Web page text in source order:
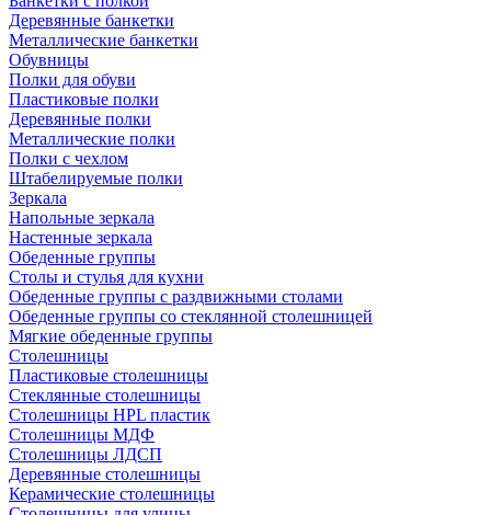
Деревянные банкетки
Металлические банкетки
Обувницы
Полки для обуви
Пластиковые полки
Деревянные полки
Металлические полки
Полки с чехлом
Штабелируемые полки
Зеркала
Напольные зеркала
Настенные зеркала
Обеденные группы
Столы и стулья для кухни
Обеденные группы с раздвижными столами
Обеденные группы со стеклянной столешницей
Мягкие обеденные группы
Столешницы
Пластиковые столешницы
Стеклянные столешницы
Столешницы HPL пластик
Столешницы МДФ
Столешницы ЛДСП
Деревянные столешницы
Керамические столешницы